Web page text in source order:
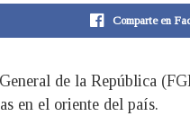
Comparte en
de la República
en el oriente del país.